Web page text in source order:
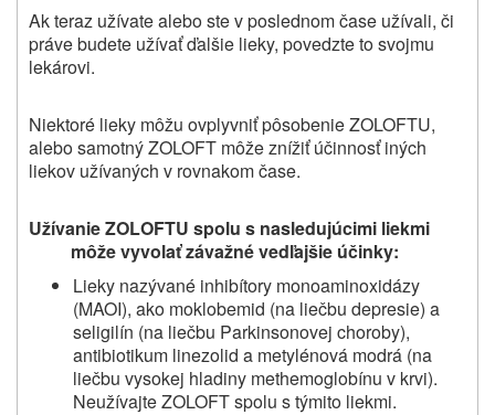
Ak teraz užívate alebo ste v poslednom čase užívali, či
práve budete užívať ďalšie lieky, povedzte tosvojmu
lekárovi.
Niektoré lieky môžu ovplyvniť pôsobenie ZOLOFTU,
alebo samotný ZOLOFT môže znížiť účinnosť iných
liekov užívaných v rovnakom čase.
Užívanie ZOLOFTU spolu s nasledujúcimi liekmi
môže vyvolať závažné vedľajšie účinky:
Lieky nazývané inhibítory monoaminoxidázy
(MAOI), ako moklobemid (na liečbu depresie) a
seligilín (na liečbu Parkinsonovej choroby),
antibiotikum linezolid a metylénová modrá (na
liečbu vysokej hladiny methemoglobínu v krvi).
Neužívajte ZOLOFT spolu s týmito liekmi.